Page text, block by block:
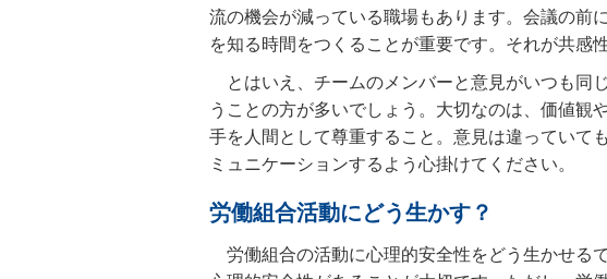
流の機会が減っている職場もあります。会議の前
を知る時間をつくることが重要です。それが共感
とはいえ、チームのメンバーと意見がいつも同
うことの方が多いでしょう。大切なのは、価値観
手を人間として尊重すること。意見は違っていて
ミュニケーションするよう心掛けてください。
労働組合活動にどう生かす？
労働組合の活動に心理的安全性をどう生かせる